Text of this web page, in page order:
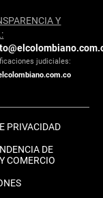
Y
judiciales:
PRIVACIDAD
DE
COMERCIO